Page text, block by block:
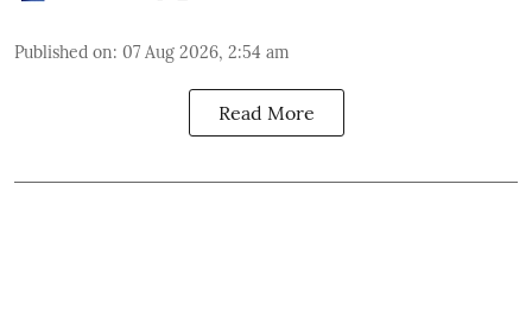
Published on: 07 Aug 2026, 2:54 am
Read More